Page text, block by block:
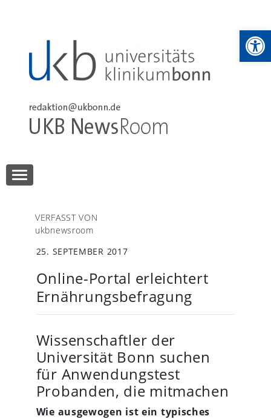
UKB NewsRoom
VERFASST VON
ukbnewsroom
25. SEPTEMBER 2017
Online-Portal erleichtert
Ernährungsbefragung
Wissenschaftler der
Universität Bonn suchen
für Anwendungstest
Probanden, die mitmachen
Wie ausgewogen ist ein typisches